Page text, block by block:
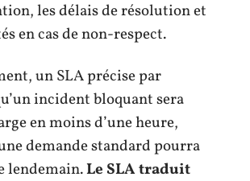
les délais de résolution et
en cas de non-respect.
un SLA précise par
incident bloquant sera
en moins d’une heure,
demande standard pourra
lendemain.Le SLA traduit